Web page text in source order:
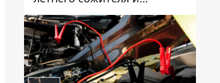
пыталась обмануть
полицейских